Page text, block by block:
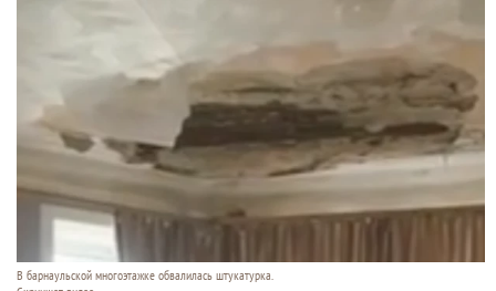
В барнаульской многоэтажке обвалилась штукатурка.